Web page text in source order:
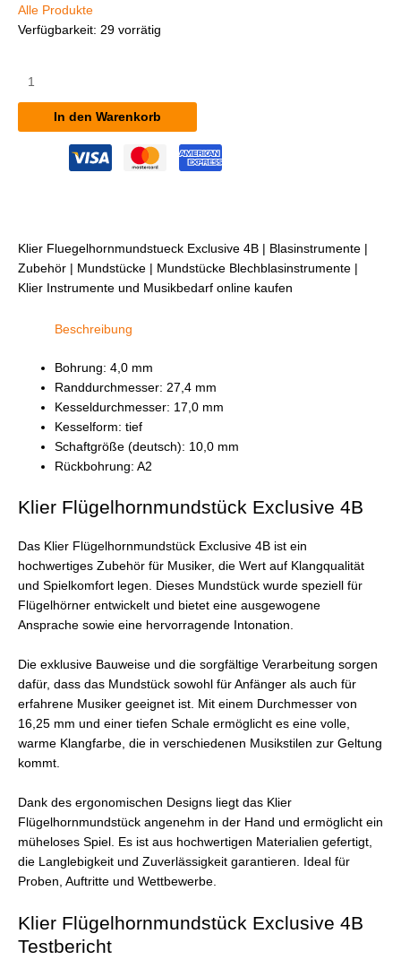
Alle Produkte
Verfügbarkeit: 29 vorrätig
Flügelhornmundstück
Exclusive
4B
In den Warenkorb
Klier Fluegelhornmundstueck Exclusive 4B | Blasinstrumente |
Zubehör | Mundstücke | Mundstücke Blechblasinstrumente |
Klier Instrumente und Musikbedarf online kaufen
Beschreibung
Bohrung: 4,0 mm
Randdurchmesser: 27,4 mm
Kesseldurchmesser: 17,0 mm
Kesselform: tief
Schaftgröße (deutsch): 10,0 mm
Rückbohrung: A2
Klier Flügelhornmundstück Exclusive 4B
Das Klier Flügelhornmundstück Exclusive 4B ist ein
hochwertiges Zubehör für Musiker, die Wert auf Klangqualität
und Spielkomfort legen. Dieses Mundstück wurde speziell für
Flügelhörner entwickelt und bietet eine ausgewogene
Ansprache sowie eine hervorragende Intonation.
Die exklusive Bauweise und die sorgfältige Verarbeitung sorgen
dafür, dass das Mundstück sowohl für Anfänger als auch für
erfahrene Musiker geeignet ist. Mit einem Durchmesser von
16,25 mm und einer tiefen Schale ermöglicht es eine volle,
warme Klangfarbe, die in verschiedenen Musikstilen zur Geltung
kommt.
Dank des ergonomischen Designs liegt das Klier
Flügelhornmundstück angenehm in der Hand und ermöglicht ein
müheloses Spiel. Es ist aus hochwertigen Materialien gefertigt,
die Langlebigkeit und Zuverlässigkeit garantieren. Ideal für
Proben, Auftritte und Wettbewerbe.
Klier Flügelhornmundstück Exclusive 4B
Testbericht